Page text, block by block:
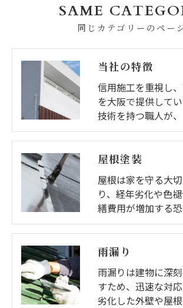
同じカテゴリーのペー
SAME
当社の特徴
信用施工を重視し
を大阪で提供して
技術を持つ職人が
屋根塗装
屋根は家を守る大
り、経年劣化や色
繕費用が増加する
雨漏り
雨漏りは建物に深
すため、迅速な対応
劣化した外壁や屋